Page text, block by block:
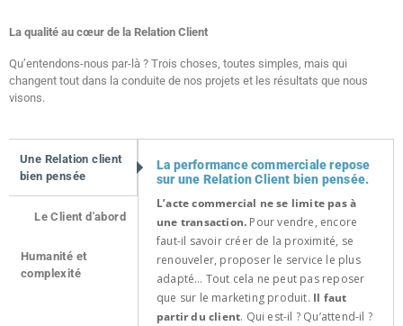
La qualité au cœur de la Relation Client
Qu’entendons-nous par-là ? Trois choses, toutes simples, mais qui
changent tout dans la conduite de nos projets et les résultats que nous
visons.
Une Relation client
bien pensée
Le Client d'abord
Humanité et
complexité
La performance commerciale repose
sur une Relation Client bien pensée.
L’acte commercial ne se limite pas à
une transaction. Pour vendre, encore
faut-il savoir créer de la proximité, se
renouveler, proposer le service le plus
adapté… Tout cela ne peut pas reposer
que sur le marketing produit. Il faut
partir du client. Qui est-il ? Qu’attend-il ?